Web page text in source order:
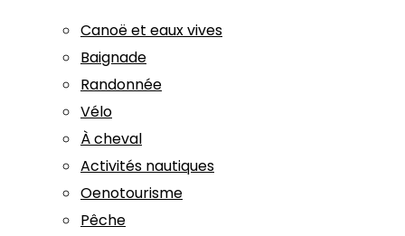
Canoë et eaux vives
Baignade
Randonnée
Vélo
À cheval
Activités nautiques
Oenotourisme
Pêche